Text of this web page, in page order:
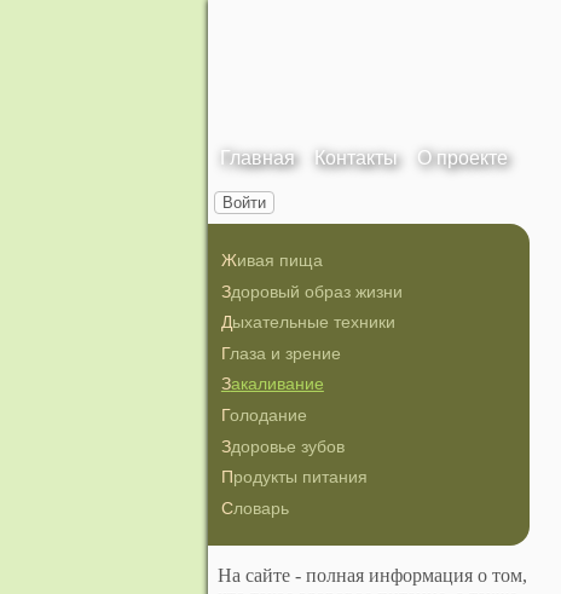
Главная Контакты О проекте
Войти
Живая пища
Здоровый образ жизни
Дыхательные техники
Глаза и зрение
Закаливание
Голодание
Здоровье зубов
Продукты питания
Словарь
На сайте - полная информация о том,